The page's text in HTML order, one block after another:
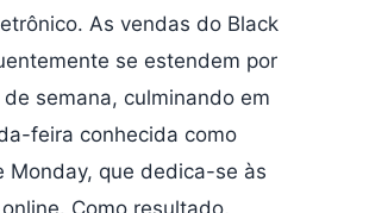
As vendas do Black
se estendem por
semana, culminando em
feira conhecida como
Monday, que dedica-se às
Como resultado,